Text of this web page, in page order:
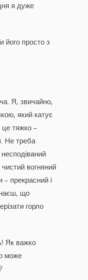
я дуже
його просто з
Я, звичайно,
який катує
це тяжко –
Не треба
вогняний
– прекрасний і
що
горло
Як важко
може